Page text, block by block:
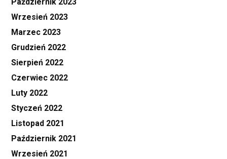
Wrzesień 2023
Marzec 2023
Grudzień 2022
Sierpień 2022
Czerwiec 2022
Luty 2022
Styczeń 2022
Listopad 2021
Październik 2021
Wrzesień 2021